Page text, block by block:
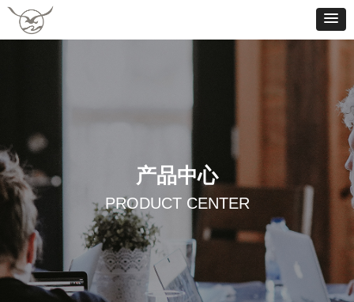
产品中心
PRODUCT CENTER